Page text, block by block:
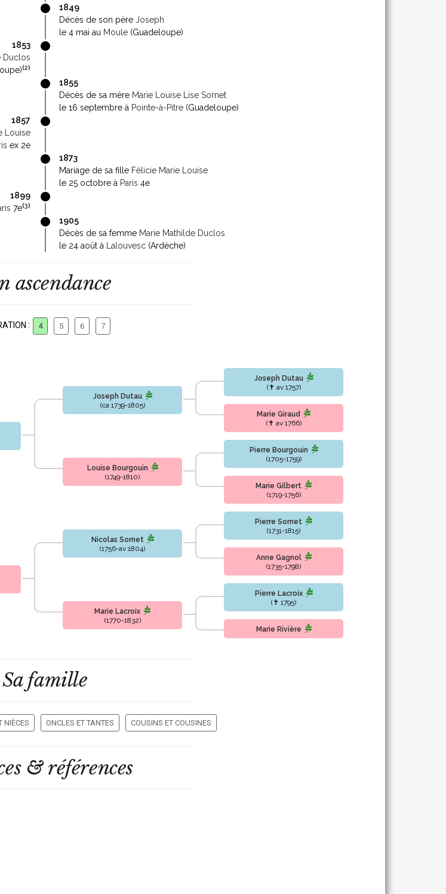
1849
Décès de son père Joseph
le 4 mai au Moule (Guadeloupe)
1853
Duclos
(2)
1855
Décès de sa mère Marie Louise Lise Sornet
le 16 septembre à Pointe-à-Pitre (Guadeloupe)
1857
Louise
ex 2e
1873
Mariage de sa fille Félicie Marie Louise
le 25 octobre à Paris 4e
1899
7e(3)
1905
Décès de sa femme Marie Mathilde Duclos
le 24 août à
Lalouvesc (Ardèche)
ascendance
: 4 5 6 7
Joseph Dutau
(ca 1739-1805)
Joseph Dutau
(✝ av 1757)
Marie Giraud
(✝ av 1766)
Louise Bourgouin
(1749-1810)
Pierre Bourgouin
(1705-1759)
Marie Gilbert
(1719-1756)
Nicolas Sornet
(1756-av 1804)
Pierre Sornet
(1731-1815)
Anne Gagnol
(1735-1798)
Marie Lacroix
(1770-1832)
Pierre Lacroix
(✝ 1795)
Marie Rivière
Sa famille
NIÈCES ONCLES ET TANTES COUSINS ET COUSINES
& références